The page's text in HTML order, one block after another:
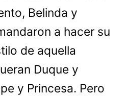
Belinda y
a hacer su
de aquella
Duque y
y Princesa. Pero